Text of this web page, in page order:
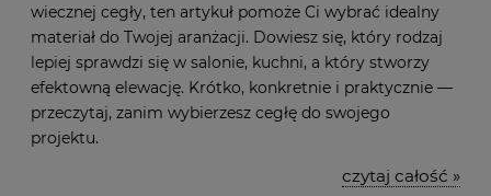
wiecznej cegły, ten artykuł pomoże Ci wybrać idealny
materiał do Twojej aranżacji. Dowiesz się, który rodzaj
lepiej sprawdzi się w salonie, kuchni, a który stworzy
efektowną elewację. Krótko, konkretnie i praktycznie —
przeczytaj, zanim wybierzesz cegłę do swojego
projektu.
czytaj całość »